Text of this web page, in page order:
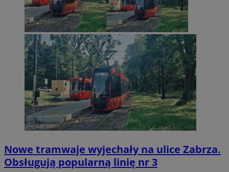
Nowe tramwaje wyjechały na ulice Zabrza.
Obsługują popularną linię nr 3